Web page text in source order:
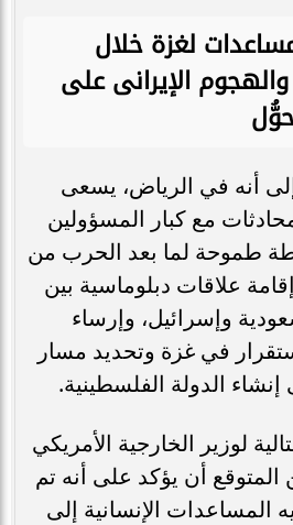
لغزة خلال
والهجوم الإيرانى على
أنه في الرياض، يسعى
مع كبار المسؤولين
طموحة لما بعد الحرب من
علاقات دبلوماسية بين
وإسرائيل، وإرساء
في غزة وتحديد مسار
الدولة الفلسطينية.
لوزير الخارجية الأمريكي
أن يؤكد على أنه تم
المساعدات الإنسانية إلى